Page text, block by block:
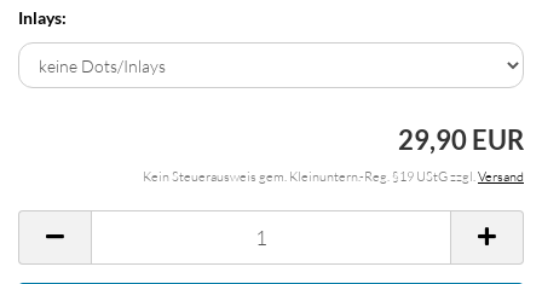
Inlays:
29,90 EUR
Kein Steuerausweis gem. Kleinuntern.-Reg. §19 UStG zzgl.Versand